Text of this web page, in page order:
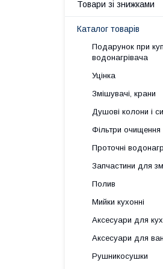
Товари зі знижками
Каталог товарів
Подарунок при
водонагрівача
Уцінка
Змішувачі, крани
Душові колони і
Фільтри очищення
Проточні
Запчастини для
Полив
Мийки кухонні
Аксесуари для
Аксесуари для
Рушникосушки